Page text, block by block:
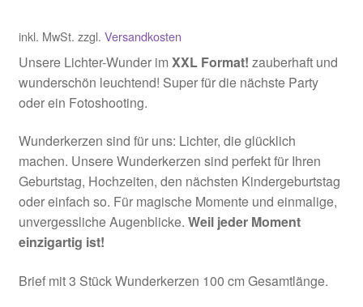
inkl. MwSt. zzgl. Versandkosten
Unsere Lichter-Wunder im XXL Format! zauberhaft und
wunderschön leuchtend! Super für die nächste Party
oder ein Fotoshooting.
Wunderkerzen sind für uns: Lichter, die glücklich
machen. Unsere Wunderkerzen sind perfekt für Ihren
Geburtstag, Hochzeiten, den nächsten Kindergeburtstag
oder einfach so. Für magische Momente und einmalige,
unvergessliche Augenblicke. Weil jeder Moment
einzigartig ist!
Brief mit 3 Stück Wunderkerzen 100 cm Gesamtlänge.